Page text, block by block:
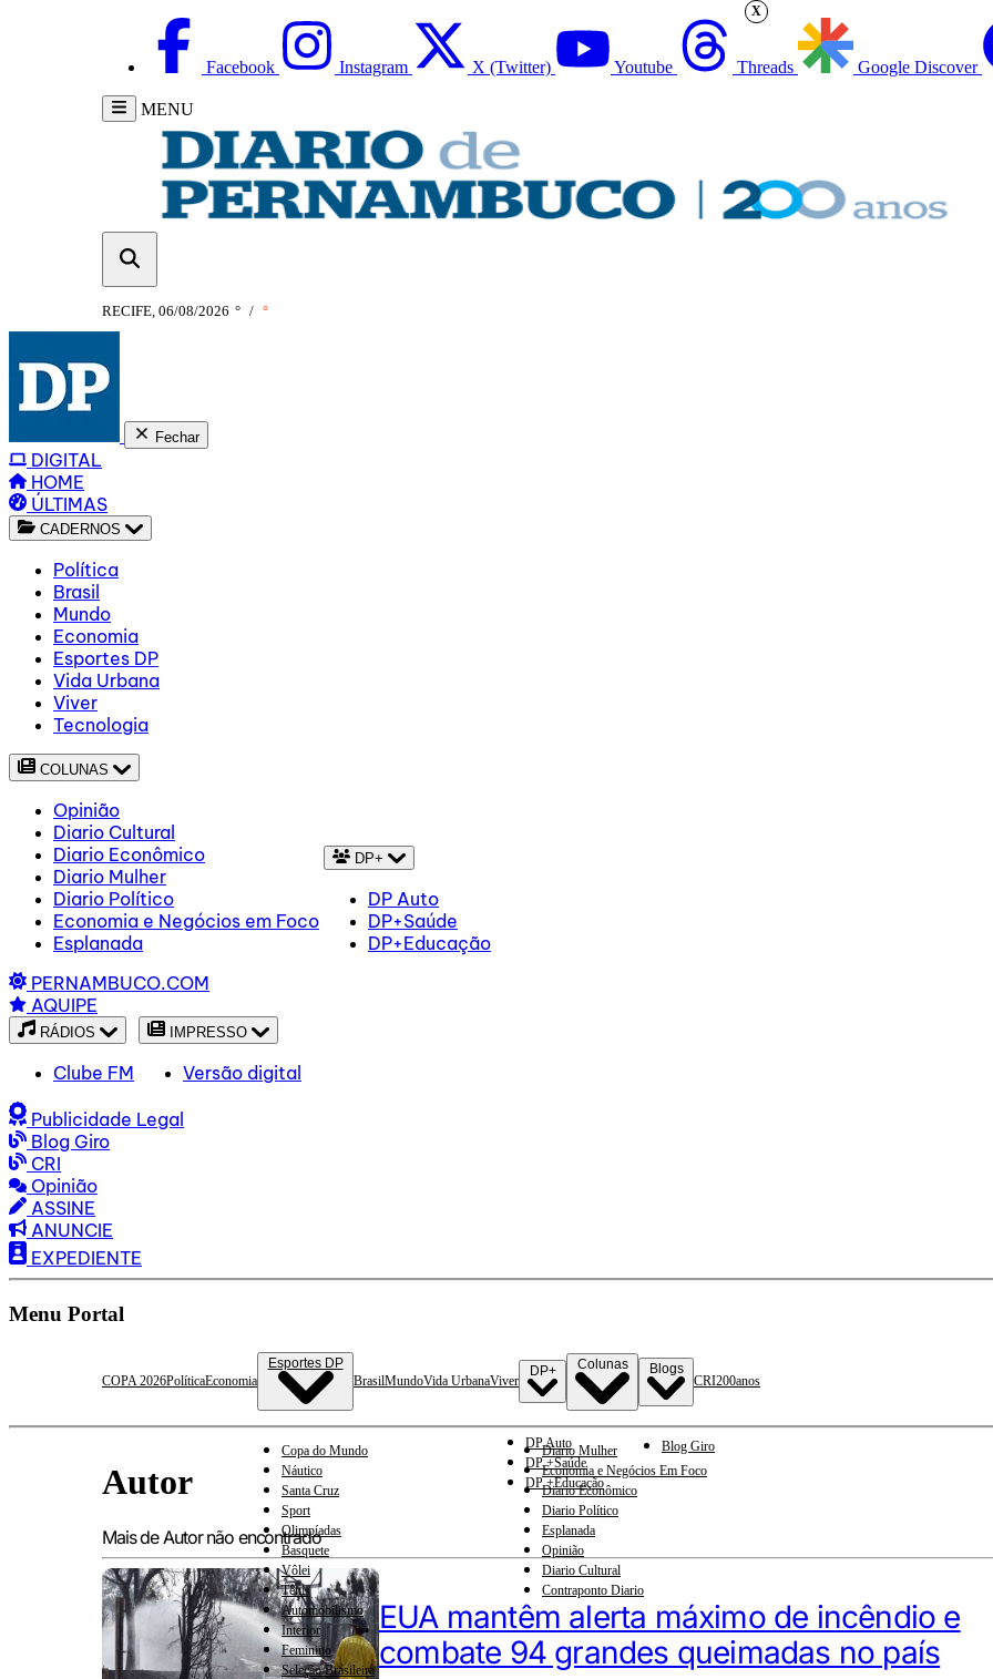
Facebook Instagram X (Twitter) Youtube Threads Google Discover
MENU
RECIFE, 06/08/2026 ° / °
Fechar
DIGITAL
HOME
ÚLTIMAS
CADERNOS
Política
Brasil
Mundo
Economia
Esportes DP
Vida Urbana
Viver
Tecnologia
COLUNAS
Opinião
Diario Cultural
Diario Econômico
Diario Mulher
Diario Político
Economia e Negócios em Foco
Esplanada
DP+
DP Auto
DP+Saúde
DP+Educação
PERNAMBUCO.COM
AQUIPE
RÁDIOS
Clube FM
IMPRESSO
Versão digital
Publicidade Legal
Blog Giro
CRI
Opinião
ASSINE
ANUNCIE
EXPEDIENTE
Menu Portal
COPA 2026PolíticaEconomia
Esportes DP
Copa do Mundo
Náutico
Santa Cruz
Sport
Olimpíadas
Basquete
Vôlei
Tênis
Automobilismo
Interior
Feminino
Seleção Brasileira
BrasilMundoVida UrbanaViver
DP+
DP Auto
DP +Saúde
DP +Educação
Colunas
Diario Mulher
Economia e Negócios Em Foco
Diario Econômico
Diario Político
Esplanada
Opinião
Diario Cultural
Contraponto Diario
Blogs
Blog Giro
CRI200anos
Autor
Mais de Autor não encontrado
EUA mantêm alerta máximo de incêndio e
combate 94 grandes queimadas no país
X